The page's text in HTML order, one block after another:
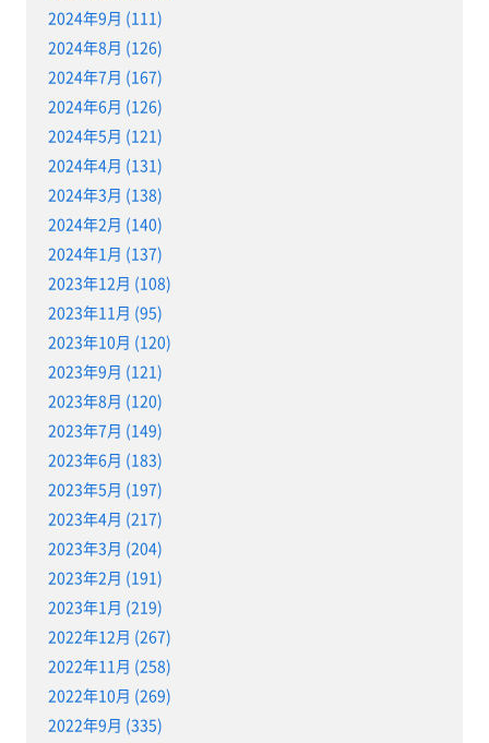
2024年9月 (111)
2024年8月 (126)
2024年7月 (167)
2024年6月 (126)
2024年5月 (121)
2024年4月 (131)
2024年3月 (138)
2024年2月 (140)
2024年1月 (137)
2023年12月 (108)
2023年11月 (95)
2023年10月 (120)
2023年9月 (121)
2023年8月 (120)
2023年7月 (149)
2023年6月 (183)
2023年5月 (197)
2023年4月 (217)
2023年3月 (204)
2023年2月 (191)
2023年1月 (219)
2022年12月 (267)
2022年11月 (258)
2022年10月 (269)
2022年9月 (335)